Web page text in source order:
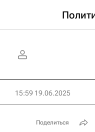
15:59 19.06.2025
Поделиться